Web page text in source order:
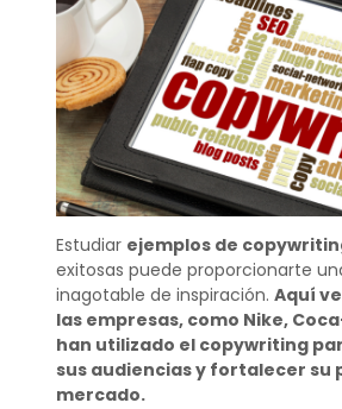
Estudiar ejemplos de
exitosas puede proporcionarte
inagotable de inspiración. Aquí
las empresas, como Nike,
han utilizado el copywriting
sus audiencias y fortalecer su
mercado.